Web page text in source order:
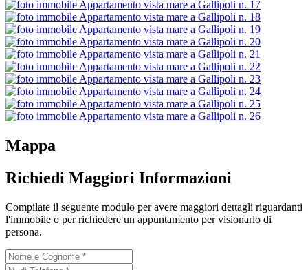
Mappa
Richiedi Maggiori Informazioni
Compilate il seguente modulo per avere maggiori dettagli riguardanti
l'immobile o per richiedere un appuntamento per visionarlo di
persona.